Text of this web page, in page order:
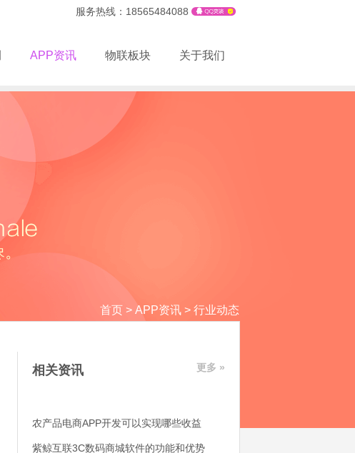
服务热线：18565484088
APP资讯 物联板块 关于我们
首页 > APP资讯 > 行业动态
相关资讯 更多 »
农产品电商APP开发可以实现哪些收益
紫鲸互联3C数码商城软件的功能和优势